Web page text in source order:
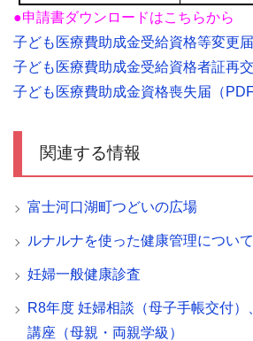
●申請書ダウンロードはこちらから
子ども医療費助成金受給資格等変更届
子ども医療費助成金受給資格者証再
子ども医療費助成金資格喪失届（PDF
関連する情報
富士河口湖町つどいの広場
ルナルナを使った健康管理について
妊婦一般健康診査
R8年度 妊婦相談（母子手帳交付
講座（母親・両親学級）